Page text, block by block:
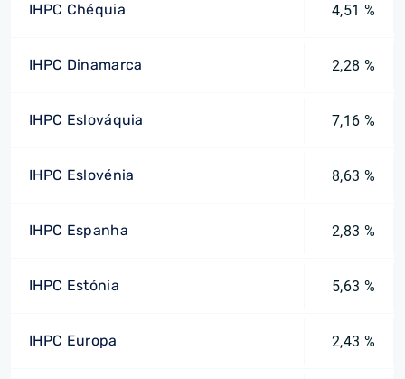
IHPC Chéquia 4,51 %
IHPC Dinamarca 2,28 %
IHPC Eslováquia 7,16 %
IHPC Eslovénia 8,63 %
IHPC Espanha 2,83 %
IHPC Estónia 5,63 %
IHPC Europa 2,43 %